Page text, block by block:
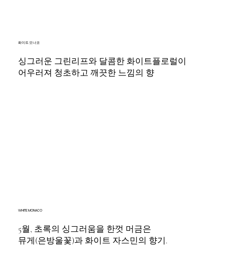
싱그러운 그린리프와 달콤한 화이트플로럴이
어우러져 청초하고 깨끗한 느낌의 향
화이트 모나코
5월, 초록의 싱그러움을 한껏 머금은
뮤게(은방울꽃)과 화이트 자스민의 향기.
WHITE MONACO